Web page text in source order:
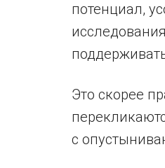
потенциал,
Это скорее
с